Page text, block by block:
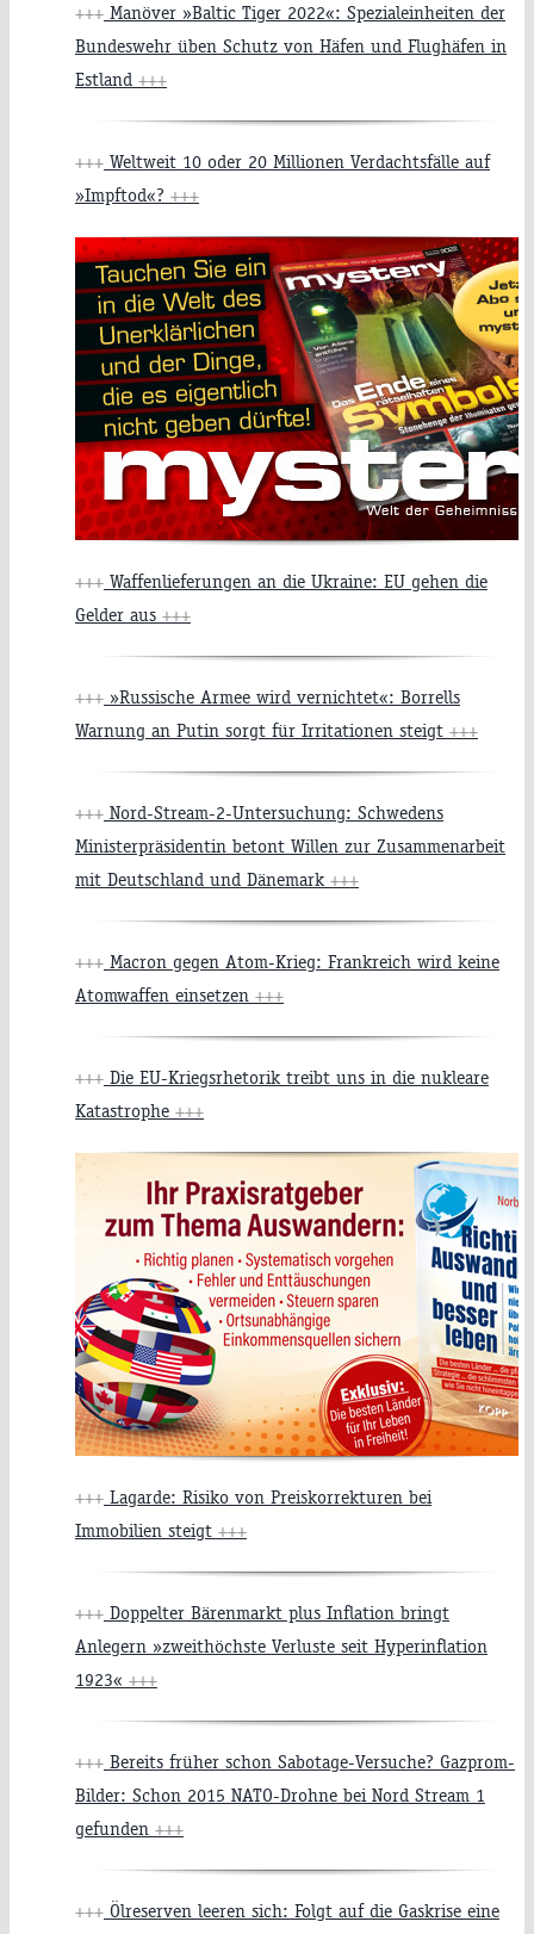
+++ Manöver »Baltic Tiger 2022«: Spezialeinheiten der
Bundeswehr üben Schutz von Häfen und Flughäfen in
Estland +++
+++ Weltweit 10 oder 20 Millionen Verdachtsfälle auf
»Impftod«? +++
+++ Waffenlieferungen an die Ukraine: EU gehen die
Gelder aus +++
+++ »Russische Armee wird vernichtet«: Borrells
Warnung an Putin sorgt für Irritationen steigt +++
+++ Nord-Stream-2-Untersuchung: Schwedens
Ministerpräsidentin betont Willen zur Zusammenarbeit
mit Deutschland und Dänemark +++
+++ Macron gegen Atom-Krieg: Frankreich wird keine
Atomwaffen einsetzen +++
+++ Die EU-Kriegsrhetorik treibt uns in die nukleare
Katastrophe +++
+++ Lagarde: Risiko von Preiskorrekturen bei
Immobilien steigt +++
+++ Doppelter Bärenmarkt plus Inflation bringt
Anlegern »zweithöchste Verluste seit Hyperinflation
1923« +++
+++ Bereits früher schon Sabotage-Versuche? Gazprom-
Bilder: Schon 2015 NATO-Drohne bei Nord Stream 1
gefunden +++
+++ Ölreserven leeren sich: Folgt auf die Gaskrise eine